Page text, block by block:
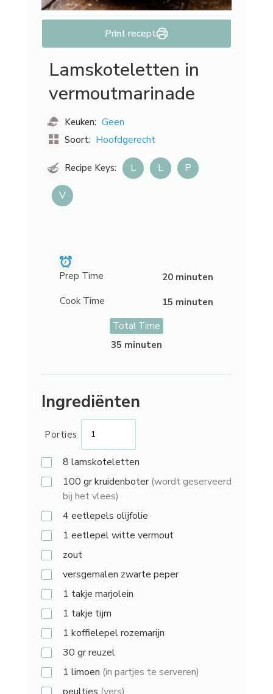
Print recept
Lamskoteletten in
vermoutmarinade
Keuken: Geen
Soort: Hoofdgerecht
Recipe Keys: L L P
V
Prep Time
20 minuten
Cook Time
15 minuten
Total Time
35 minuten
Ingrediënten
Porties
8 lamskoteletten
100 grkruidenboter(wordt geserveerd
bij het vlees)
4 eetlepels olijfolie
1 eetlepelwitte vermout
zout
versgemalen zwarte peper
1 takje marjolein
1 takje tijm
1 koffielepelrozemarijn
30 grreuzel
1 limoen (in partjes te serveren)
peultjes (vers)